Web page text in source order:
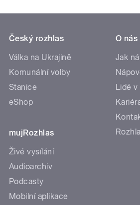
Český rozhlas
Válka na Ukrajině
Komunální volby
Stanice
eShop
mujRozhlas
Živé vysílání
Audioarchiv
Podcasty
Mobilní aplikace
O nás
Jak
Lidé v